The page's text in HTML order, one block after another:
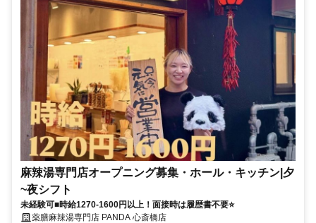
麻辣湯専門店オープニング募集・ホール・キッチン|夕
~夜シフト
未経験可■時給1270-1600円以上！面接時は履歴書不要⭐
薬膳麻辣湯専門店 PANDA 心斎橋店